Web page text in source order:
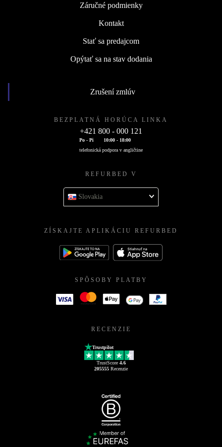
Záručné podmienky
Kontakt
Stať sa predajcom
Opýtať sa na stav dodania
Zrušení zmlúv
BEZPLATNÁ HORÚCA LINKA
+421 800 - 000 121
Po - Pi
10:00 - 18:00
telefonická podpora v angličtine
REFURBED V
Slovakia
ZÍSKAJTE APLIKÁCIU REFURBED
SPÔSOBY PLATBY
RECENZIE
Trustpilot
TrustScore 4.6
205555 Recenzie